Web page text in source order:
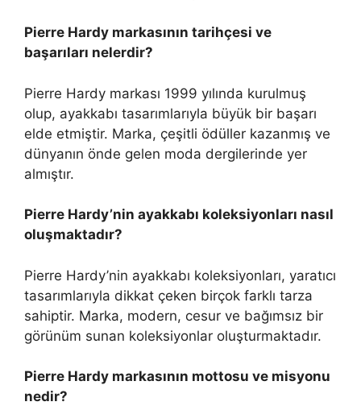
Pierre Hardy markasının tarihçesi ve
başarıları nelerdir?
Pierre Hardy markası 1999 yılında kurulmuş
olup, ayakkabı tasarımlarıyla büyük bir başarı
elde etmiştir. Marka, çeşitli ödüller kazanmış ve
dünyanın önde gelen moda dergilerinde yer
almıştır.
Pierre Hardy’nin ayakkabı koleksiyonları nasıl
oluşmaktadır?
Pierre Hardy’nin ayakkabı koleksiyonları, yaratıcı
tasarımlarıyla dikkat çeken birçok farklı tarza
sahiptir. Marka, modern, cesur ve bağımsız bir
görünüm sunan koleksiyonlar oluşturmaktadır.
Pierre Hardy markasının mottosu ve misyonu
nedir?